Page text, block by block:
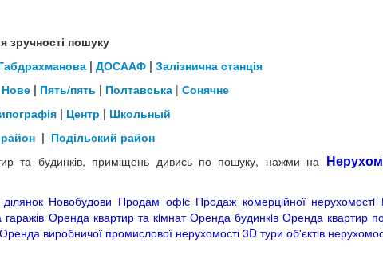
зручності пошуку
| ДОСААФ| Залізнична станція
| Пять/пять | Полтавська| Сонячне
| Центр | Школьный
| Подільский район
та будинків, приміщень дивись по пошуку, нажми на
Новобудови Продам офiс Продаж комерцiйної нерухомостi
Оренда квартир та кiмнат Оренда будинкiв Оренда квартир
Оренда виробничої промислової нерухомості 3D тури об'єктів